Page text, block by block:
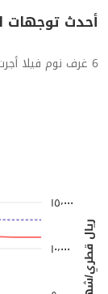
أحدث توجهات
6 غرف نوم فيلا أجرت في الخيصة و أم صلال محمد
ريال قطري/شهر ١٠٬٠٠٠
١٥٬٠٠٠